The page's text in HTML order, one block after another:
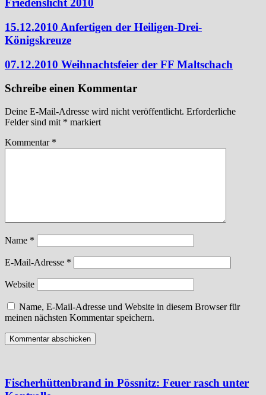
Friedenslicht 2010
15.12.2010 Anfertigen der Heiligen-Drei-
Königskreuze
07.12.2010 Weihnachtsfeier der FF Maltschach
Schreibe einen Kommentar
Deine E-Mail-Adresse wird nicht veröffentlicht. Erforderliche
Felder sind mit * markiert
Kommentar *
Name *
E-Mail-Adresse *
Website
Name, E-Mail-Adresse und Website in diesem Browser für
meinen nächsten Kommentar speichern.
Fischerhüttenbrand in Pössnitz: Feuer rasch unter